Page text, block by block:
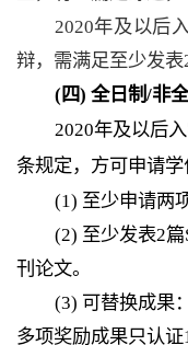
2020年及以后
辩，需满足至少发表
(四) 全日制/非
2020年及以后
条规定，方可申请学
(1) 至少申请两
(2) 至少发表2篇
刊 论文。
(3) 可替换成果：
多项奖励成果只认证